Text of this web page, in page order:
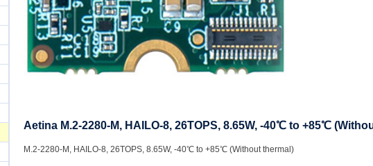
Aetina M.2-2280-M, HAILO-8, 26TOPS, 8.65W, -40℃ to +85℃
M.2-2280-M, HAILO-8, 26TOPS, 8.65W, -40℃ to +85℃ (Without thermal)